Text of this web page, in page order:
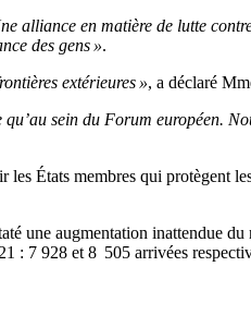
alliance en matière de lutte
des gens ».
extérieures », a déclaré
sein du Forum européen.
États membres qui protègent
une augmentation inattendue
7 928 et 8 505 arrivées